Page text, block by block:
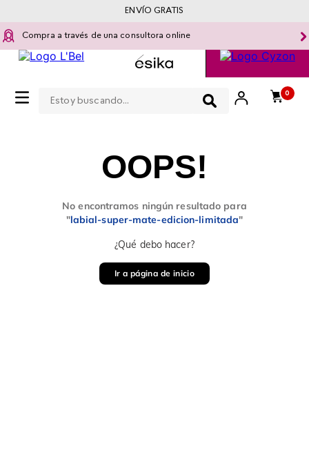
Compra a través de una consultora online
0
ENVÍO GRATIS
OOPS!
No encontramos ningún resultado para
"labial-super-mate-edicion-limitada"
¿Qué debo hacer?
Ir a página de inicio